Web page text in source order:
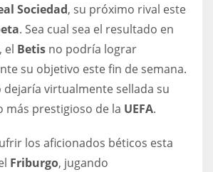
Sociedad, su próximo rival este
. Sea cual sea el resultado en
, el Betis no podría lograr
su objetivo este fin de semana.
virtualmente sellada su
más prestigioso de la UEFA.
los aficionados béticos esta
Friburgo, jugando